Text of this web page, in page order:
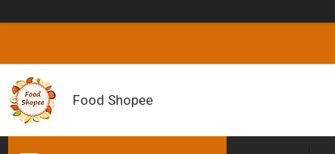
Food Shopee